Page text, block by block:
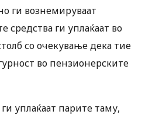
ги вознемируваат
средства ги уплаќаат во
со очекување дека тие
во пензионерските
уплаќаат парите таму,